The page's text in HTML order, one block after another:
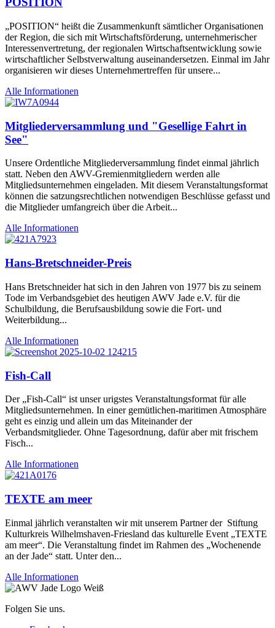
„POSITION“ heißt die Zusammenkunft sämtlicher Organisationen
der Region, die sich mit Wirtschaftsförderung, unternehmerischer
Interessenvertretung, der regionalen Wirtschaftsentwicklung sowie
wirtschaftlicher Selbstverwaltung auseinandersetzen. Einmal im Jahr
organisieren wir dieses Unternehmertreffen für unsere...
Alle Informationen
Mitgliederversammlung und "Gesellige Fahrt in
See"
Unsere Ordentliche Mitgliederversammlung findet einmal jährlich
statt. Neben den AWV-Gremienmitgliedern werden alle
Mitgliedsunternehmen eingeladen. Mit diesem Veranstaltungsformat
können die satzungsrechtlichen notwendigen Beschlüsse gefasst und
die Mitglieder umfangreich über die Arbeit...
Alle Informationen
Hans-Bretschneider-Preis
Hans Bretschneider hat sich in den Jahren von 1977 bis zu seinem
Tode im Verbandsgebiet des heutigen AWV Jade e.V. für die
Schulbildung, die Berufsausbildung sowie die Fort- und
Weiterbildung...
Alle Informationen
Fish-Call
Der „Fish-Call“ ist unser urigstes Veranstaltungsformat für alle
Mitgliedsunternehmen. In einer gemütlichen-maritimen Atmosphäre
geht es einzig und allein um das Miteinander der
Verbandsmitglieder. Ohne Tagesordnung, dafür aber mit frischem
Fisch...
Alle Informationen
TEXTE am meer
Einmal jährlich veranstalten wir mit unserem Partner der Stiftung
Kulturkreis Wilhelmshaven-Friesland das kulturelle Event „TEXTE
am meer“. Die Veranstaltung findet im Rahmen des „Wochenende
an der Jade“ statt. Unter den...
Alle Informationen
Folgen Sie uns.